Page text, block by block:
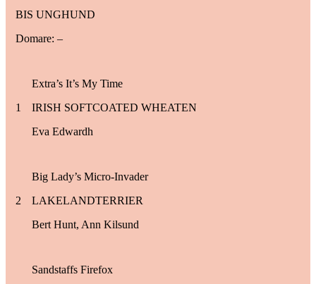
BIS UNGHUND
Domare: –
1
Extra’s It’s My Time
IRISH SOFTCOATED WHEATEN
Eva Edwardh
2
Big Lady’s Micro-Invader
LAKELANDTERRIER
Bert Hunt, Ann Kilsund
Sandstaffs Firefox